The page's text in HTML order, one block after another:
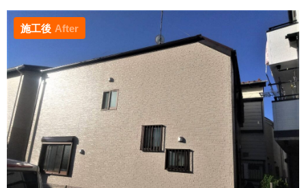
施工後 After